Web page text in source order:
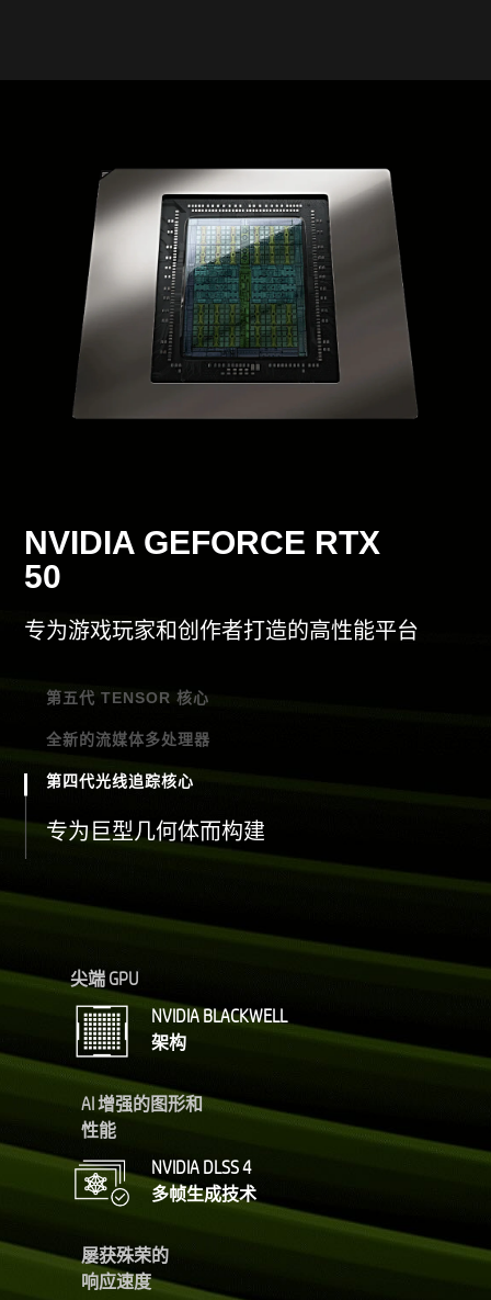
1 个 Thunderbolt™ 4 端口，带 USB Type-C，40Gbps
传输速率（DisplayPort™ 2.1 端口、惠普睡眠充电端
口）*
重量和尺寸
机箱重量：14.5 kg（重量因配置而异）​
NVIDIA GEFORCE RTX
50
专为游戏玩家和创作者打造的高性能平台
第五代 TENSOR 核心
借助 FP4 和 DLSS 4 实现一流 AI 性能
全新的流媒体多处理器
针对神经着色器进行了优化
第四代光线追踪核心
专为巨型几何体而构建
尖端 GPU
NVIDIA BLACKWELL
架构
AI 增强的图形和
性能
NVIDIA DLSS 4
多帧生成技术
屡获殊荣的
响应速度